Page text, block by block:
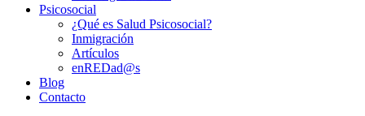
Psicosocial
¿Qué es Salud Psicosocial?
Inmigración
Artículos
enREDad@s
Blog
Contacto